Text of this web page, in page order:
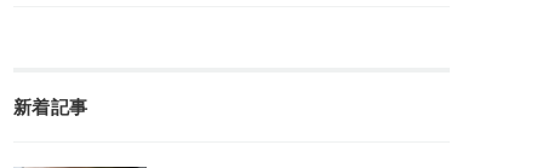
新着記事